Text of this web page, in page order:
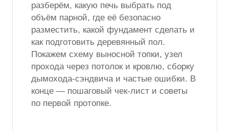
разберём, какую печь выбрать под
объём парной, где её безопасно
разместить, какой фундамент сделать и
как подготовить деревянный пол.
Покажем схему выносной топки, узел
прохода через потолок и кровлю, сборку
дымохода-сэндвича и частые ошибки. В
конце — пошаговый чек-лист и советы
по первой протопке.